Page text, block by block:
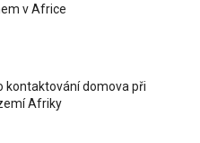
v Africe
kontaktování domova při
Afriky